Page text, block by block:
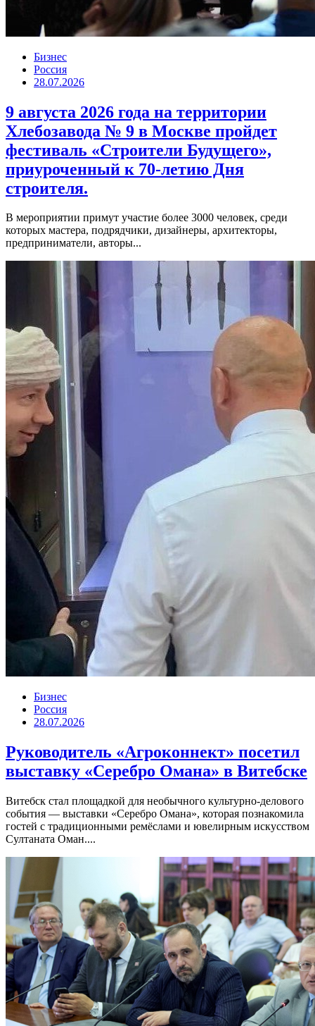
Бизнес
Россия
28.07.2026
9 августа 2026 года на территории
Хлебозавода № 9 в Москве пройдет
фестиваль «Строители Будущего»,
приуроченный к 70-летию Дня
строителя.
В мероприятии примут участие более 3000 человек, среди
которых мастера, подрядчики, дизайнеры, архитекторы,
предприниматели, авторы...
Бизнес
Россия
28.07.2026
Руководитель «Агроконнект» посетил
выставку «Серебро Омана» в Витебске
Витебск стал площадкой для необычного культурно-делового
события — выставки «Серебро Омана», которая познакомила
гостей с традиционными ремёслами и ювелирным искусством
Султаната Оман....